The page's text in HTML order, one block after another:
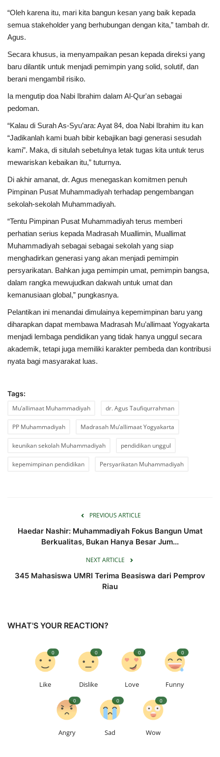
“Oleh karena itu, mari kita bangun kesan yang baik kepada
semua stakeholder yang berhubungan dengan kita,” tambah dr.
Agus.
Secara khusus, ia menyampaikan pesan kepada direksi yang
baru dilantik untuk menjadi pemimpin yang solid, solutif, dan
berani mengambil risiko.
Ia mengutip doa Nabi Ibrahim dalam Al-Qur'an sebagai
pedoman.
“Kalau di Surah As-Syu’ara: Ayat 84, doa Nabi Ibrahim itu kan
“Jadikanlah kami buah bibir kebajikan bagi generasi sesudah
kami”. Maka, di situlah sebetulnya letak tugas kita untuk terus
mewariskan kebaikan itu,” tuturnya.
Di akhir amanat, dr. Agus menegaskan komitmen penuh
Pimpinan Pusat Muhammadiyah terhadap pengembangan
sekolah-sekolah Muhammadiyah.
“Tentu Pimpinan Pusat Muhammadiyah terus memberi
perhatian serius kepada Madrasah Muallimin, Muallimat
Muhammadiyah sebagai sebagai sekolah yang siap
menghadirkan generasi yang akan menjadi pemimpin
persyarikatan. Bahkan juga pemimpin umat, pemimpin bangsa,
dalam rangka mewujudkan dakwah untuk umat dan
kemanusiaan global,” pungkasnya.
Pelantikan ini menandai dimulainya kepemimpinan baru yang
diharapkan dapat membawa Madrasah Mu’allimaat Yogyakarta
menjadi lembaga pendidikan yang tidak hanya unggul secara
akademik, tetapi juga memiliki karakter pembeda dan kontribusi
nyata bagi masyarakat luas.
Tags:
Mu’allimaat Muhammadiyah
dr. Agus Taufiqurrahman
PP Muhammadiyah Madrasah Mu’allimaat Yogyakarta
keunikan sekolah Muhammadiyah pendidikan unggul
kepemimpinan pendidikan Persyarikatan Muhammadiyah
PREVIOUS ARTICLE
Haedar Nashir: Muhammadiyah Fokus Bangun Umat
Berkualitas, Bukan Hanya Besar Jum...
NEXT ARTICLE
345 Mahasiswa UMRI Terima Beasiswa dari Pemprov
Riau
WHAT'S YOUR REACTION?
Like
0
Dislike
0
Love
0
Funny
0
Angry
0
Sad
0
Wow
0